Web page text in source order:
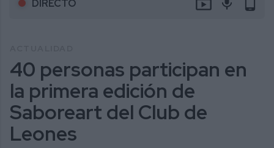
DIRECTO
40 personas participan en
la primera edición de
Saboreart del Club de
Leones